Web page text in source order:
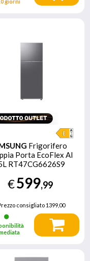
Frigorifero
Porta EcoFlex AI
RT47CG6626S9
€599,99
consigliato 1399,00